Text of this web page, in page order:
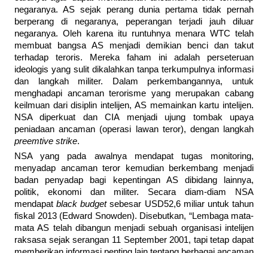
negaranya. AS sejak perang dunia pertama tidak pernah
berperang di negaranya, peperangan terjadi jauh diluar
negaranya. Oleh karena itu runtuhnya menara WTC telah
membuat bangsa AS menjadi demikian benci dan takut
terhadap teroris. Mereka faham ini adalah perseteruan
ideologis yang sulit dikalahkan tanpa terkumpulnya informasi
dan langkah militer. Dalam perkembangannya, untuk
menghadapi ancaman terorisme yang merupakan cabang
keilmuan dari disiplin intelijen, AS memainkan kartu intelijen.
NSA diperkuat dan CIA menjadi ujung tombak upaya
peniadaan ancaman (operasi lawan teror), dengan langkah
preemtive strike.
NSA yang pada awalnya mendapat tugas monitoring,
menyadap ancaman teror kemudian berkembang menjadi
badan penyadap bagi kepentingan AS dibidang lainnya,
politik, ekonomi dan militer. Secara diam-diam NSA
mendapatblack budgetsebesar USD52,6 miliar untuk tahun
fiskal 2013 (Edward Snowden). Disebutkan, “Lembaga mata-
mata AS telah dibangun menjadi sebuah organisasi intelijen
raksasa sejak serangan 11 September 2001, tapi tetap dapat